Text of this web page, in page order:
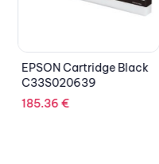
EPSON Cartridge Black
C33S020639
185.36€